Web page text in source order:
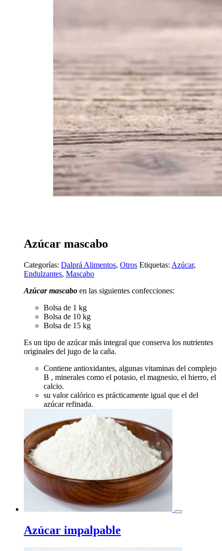
Azúcar mascabo
Categorías: Dalprá Alimentos, Otros Etiquetas: Azúcar,
Endulzantes, Mascabo
Azúcar mascabo en las siguientes confecciones:
Bolsa de 1 kg
Bolsa de 10 kg
Bolsa de 15 kg
Es un tipo de azúcar más integral que conserva los nutrientes
originales del jugo de la caña.
Contiene antioxidantes, algunas vitaminas del complejo
B , minerales como el potasio, el magnesio, el hierro, el
calcio.
su valor calórico es prácticamente igual que el del
azúcar refinada.
Azúcar impalpable